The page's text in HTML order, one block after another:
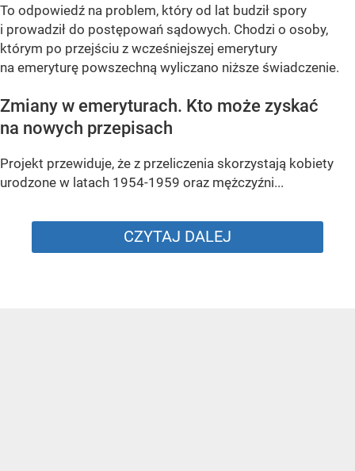
To odpowiedź na problem, który od lat budził spory
i prowadził do postępowań sądowych. Chodzi o osoby,
którym po przejściu z wcześniejszej emerytury
na emeryturę powszechną wyliczano niższe świadczenie.
Zmiany w emeryturach. Kto może zyskać
na nowych przepisach
Projekt przewiduje, że z przeliczenia skorzystają kobiety
urodzone w latach 1954-1959 oraz mężczyźni...
CZYTAJ DALEJ